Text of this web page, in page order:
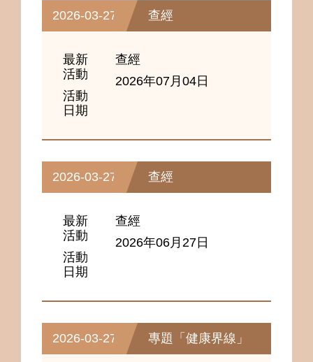
2026-03-27 查經
最新
活動
活動
日期
查經
2026年07月04日
2026-03-27 查經
最新
活動
活動
日期
查經
2026年06月27日
2026-03-27 專題「健康界線」